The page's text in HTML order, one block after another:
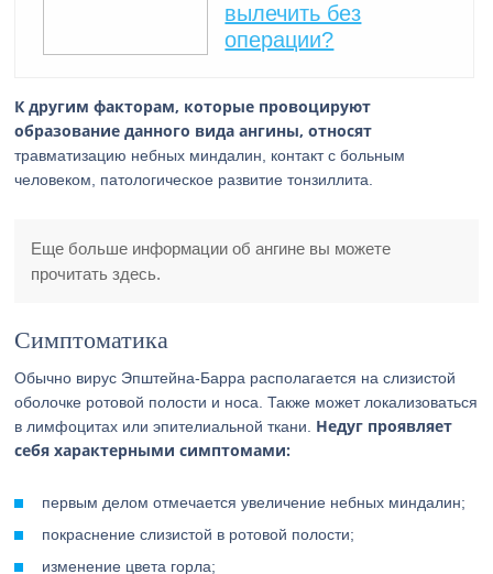
вылечить без
операции?
К другим факторам, которые провоцируют
образование данного вида ангины, относят
травматизацию небных миндалин, контакт с больным
человеком, патологическое развитие тонзиллита.
Еще больше информации об ангине вы можете
прочитать здесь.
Симптоматика
Обычно вирус Эпштейна-Барра располагается на слизистой
оболочке ротовой полости и носа. Также может локализоваться
в лимфоцитах или эпителиальной ткани. Недуг проявляет
себя характерными симптомами:
первым делом отмечается увеличение небных миндалин;
покраснение слизистой в ротовой полости;
изменение цвета горла;